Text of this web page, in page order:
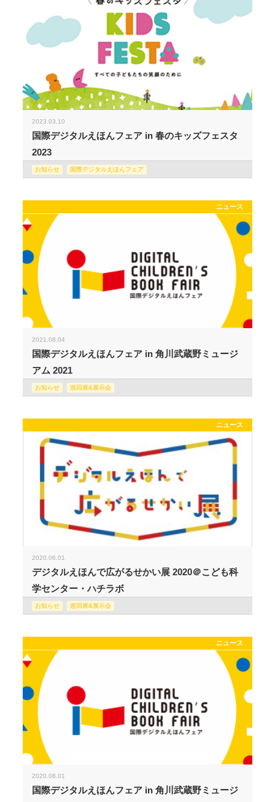
2023.03.10
国際デジタルえほんフェア in 春のキッズフェスタ
2023
お知らせ 国際デジタルえほんフェア
ニュース
2021.08.04
国際デジタルえほんフェア in 角川武蔵野ミュージ
アム 2021
お知らせ 巡回展&展示会
ニュース
2020.06.01
デジタルえほんで広がるせかい展 2020＠こども科
学センター・ハチラボ
お知らせ 巡回展&展示会
ニュース
2020.08.01
国際デジタルえほんフェア in 角川武蔵野ミュージ